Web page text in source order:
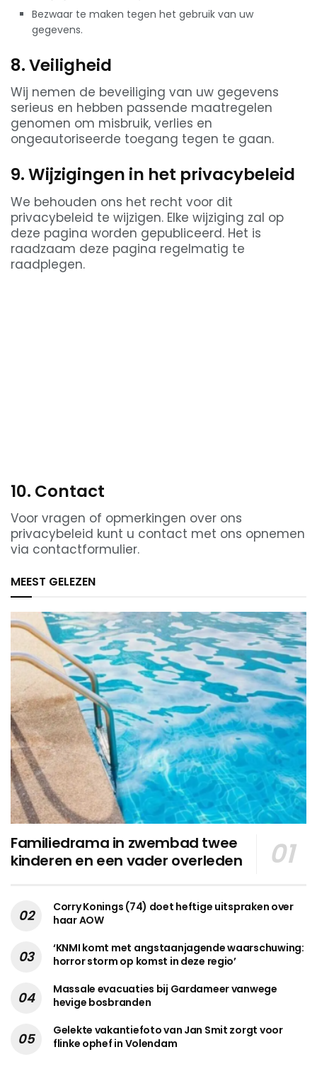
Bezwaar te maken tegen het gebruik van uw
gegevens.
8. Veiligheid
Wij nemen de beveiliging van uw gegevens
serieus en hebben passende maatregelen
genomen om misbruik, verlies en
ongeautoriseerde toegang tegen te gaan.
9. Wijzigingen in het privacybeleid
We behouden ons het recht voor dit
privacybeleid te wijzigen. Elke wijziging zal op
deze pagina worden gepubliceerd. Het is
raadzaam deze pagina regelmatig te
raadplegen.
10. Contact
Voor vragen of opmerkingen over ons
privacybeleid kunt u contact met ons opnemen
via contactformulier.
MEEST GELEZEN
Familiedrama in zwembad twee
kinderen en een vader overleden
Corry Konings (74) doet heftige uitspraken over
haar AOW
‘KNMI komt met angstaanjagende waarschuwing:
horror storm op komst in deze regio’
Massale evacuaties bij Gardameer vanwege
hevige bosbranden
Gelekte vakantiefoto van Jan Smit zorgt voor
flinke ophef in Volendam